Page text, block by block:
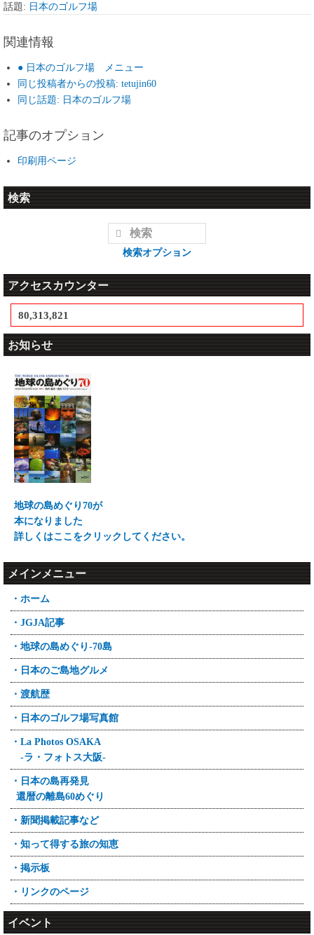
話題: 日本のゴルフ場
関連情報
● 日本のゴルフ場 メニュー
同じ投稿者からの投稿: tetujin60
同じ話題: 日本のゴルフ場
記事のオプション
印刷用ページ
検索
検索オプション
アクセスカウンター
80,313,821
お知らせ
地球の島めぐり70が
本になりました
詳しくはここをクリックしてください。
メインメニュー
・ホーム
・JGJA記事
・地球の島めぐり-70島
・日本のご島地グルメ
・渡航歴
・日本のゴルフ場写真館
・La Photos OSAKA
-ラ・フォトス大阪-
・日本の島再発見
還暦の離島60めぐり
・新聞掲載記事など
・知って得する旅の知恵
・掲示板
・リンクのページ
イベント